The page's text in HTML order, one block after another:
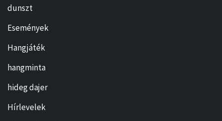
dunszt
Események
Hangjáték
hangminta
hideg dajer
Hírlevelek